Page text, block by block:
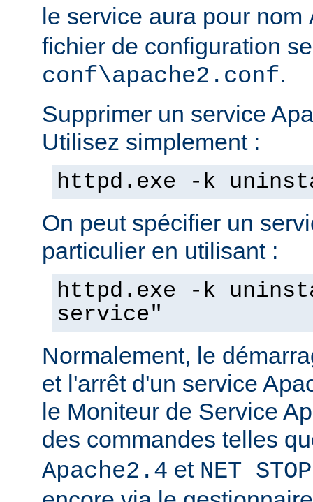
le service aura pour nom
fichier de configuration
conf\apache2.conf.
Supprimer un service
Utilisez simplement :
httpd.exe -k
On peut spécifier un
particulier en utilisant :
httpd.exe -k
service"
Normalement, le
et l'arrêt d'un service
le Moniteur de Service
des commandes telles
Apache2.4 et NET